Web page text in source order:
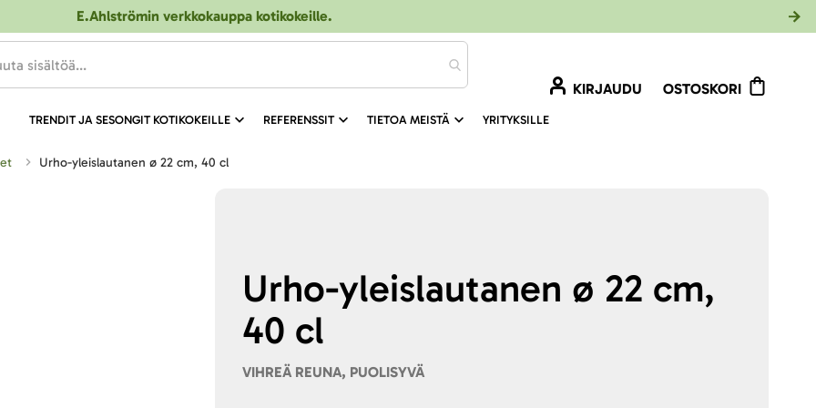
E.Ahlströmin verkkokauppa kotikokeille.
KIRJAUDU
OSTOSKORI
TRENDIT JA SESONGIT KOTIKOKEILLE REFERENSSIT TIETOA MEISTÄ YRITYKSILLE
Urho-yleislautanen ø 22 cm, 40 cl
Urho-yleislautanen ø 22 cm,
40 cl
VIHREÄ REUNA, PUOLISYVÄ